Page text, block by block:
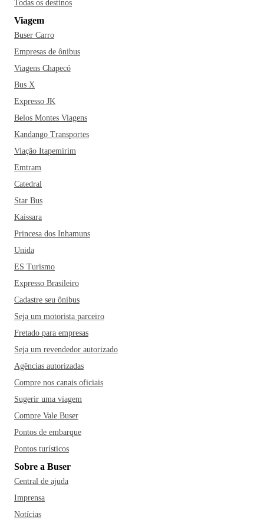
preservação ambiental que oferece diversas atrações como
cachoeiras, grutas e trilhas. Observar o belo pôr-do-sol de
Rondonópolis pelo cais às margens do Rio Vermelho
também é uma opção de paisagem de tirar o fôlego. E nos
arredores da cidade, conhecer um pouco mais das
maravilhas do cerrado no Complexo Turístico Carimã é o
é uma ótima pedida para quem não perde um bom
churrasco. Afinal, por qualquer lugar que você ande na
cidade, vai identificar o cheirinho de churrasco pelo ar. O
espetinho, além de ser o que mais vende em Rondonópolis,
também é a opção favorita dos rondonopolitanos em
gastronomia mato-grossense: a famosa galinhada, a mistura
preparada com arroz branco e carne seca chamada de Maria
Isabel, a mojica de pintado e o doce típico de mamão
conhecido como furrundu. Um dos restaurantes mais
recomendados pelos habitantes da cidade é o Restaurante
super recomendados.
próximas férias no município mato-grossense, não pode
deixar de inserir no roteiro alguns passeios pelo Museu
Municipal Rosa Bororo, pelo Valentino e pelo Rondon
Plaza Shopping. Dentre os restaurantes mais famosos da
Pantanal Grelhados, o House Burger e o Rodeio
Restaurante!
Todas os destinos
Viagem
Buser Carro
Empresas de ônibus
Viagens Chapecó
Bus X
Expresso JK
Belos Montes Viagens
Kandango Transportes
Viação Itapemirim
Emtram
Catedral
Star Bus
Kaissara
Princesa dos Inhamuns
Unida
ES Turismo
Expresso Brasileiro
Cadastre seu ônibus
Seja um motorista parceiro
Fretado para empresas
Seja um revendedor autorizado
Agências autorizadas
Compre nos canais oficiais
Sugerir uma viagem
Compre Vale Buser
Pontos de embarque
Pontos turísticos
Sobre a Buser
Central de ajuda
Imprensa
Notícias